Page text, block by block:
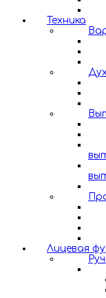
Техника
Лицевая